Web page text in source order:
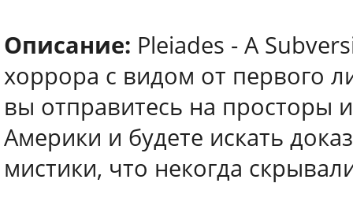
Описание: Pleiades - A
хоррора с видом от первого
вы отправитесь на просторы
Америки и будете искать
мистики, что некогда